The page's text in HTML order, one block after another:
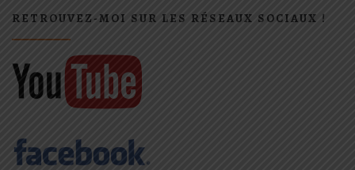
RETROUVEZ-MOI SUR LES RÉSEAUX SOCIAUX !